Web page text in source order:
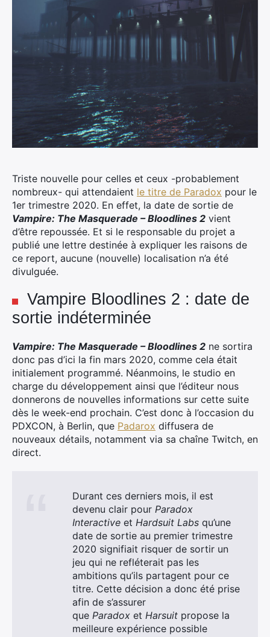
Triste nouvelle pour celles et ceux -probablement
nombreux- qui attendaient le titre de Paradox pour le
1er trimestre 2020. En effet, la date de sortie de
Vampire: The Masquerade – Bloodlines 2 vient
d’être repoussée. Et si le responsable du projet a
publié une lettre destinée à expliquer les raisons de
ce report, aucune (nouvelle) localisation n’a été
divulguée.
Vampire Bloodlines 2 : date de
sortie indéterminée
Vampire: The Masquerade – Bloodlines 2 ne sortira
donc pas d’ici la fin mars 2020, comme cela était
initialement programmé. Néanmoins, le studio en
charge du développement ainsi que l’éditeur nous
donnerons de nouvelles informations sur cette suite
dès le week-end prochain. C’est donc à l’occasion du
PDXCON, à Berlin, que Padarox diffusera de
nouveaux détails, notamment via sa chaîne Twitch, en
direct.
Durant ces derniers mois, il est
devenu clair pour Paradox
Interactive et Hardsuit Labs qu’une
date de sortie au premier trimestre
2020 signifiait risquer de sortir un
jeu qui ne refléterait pas les
ambitions qu’ils partagent pour ce
titre. Cette décision a donc été prise
afin de s’assurer
que Paradox et Harsuit propose la
meilleure expérience possible